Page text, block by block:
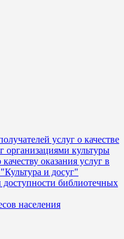
услуг о качестве
организациями культуры
оказания услуг в
и досуг"
доступности библиотечных
населения